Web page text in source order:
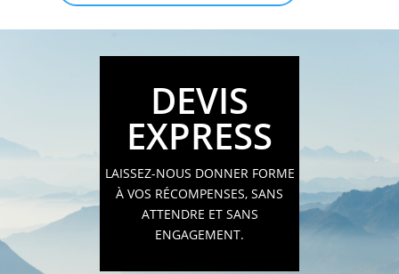
DEVIS
EXPRESS
LAISSEZ-NOUS DONNER FORME
À VOS RÉCOMPENSES, SANS
ATTENDRE ET SANS
ENGAGEMENT.